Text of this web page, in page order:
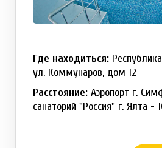
Где находиться:
ул. Коммунаров, дом 12
Расстояние: Аэропорт г.
санаторий "Россия" г. Ялта -